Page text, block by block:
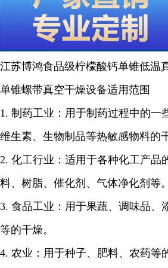
江苏博鸿食品级柠檬酸钙单锥低温
单锥螺带真空干燥设备适用范围
1. 制药工业：用于制药过程中的一
维生素、生物制品等热敏感物料的
2. 化工行业：适用于各种化工产品
料、树脂、催化剂、气体净化剂等。
3. 食品工业：用于果蔬、调味品、
等的干燥。
4. 农业：用于种子、肥料、农药等